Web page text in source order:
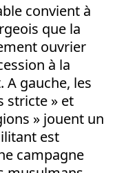
convient à
que la
ouvrier
à la
A gauche, les
stricte » et
» jouent un
est
campagne